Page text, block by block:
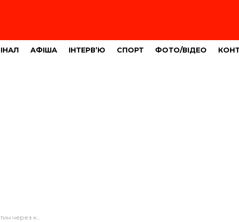
АФІША ІНТЕРВ’Ю СПОРТ ФОТО/ВІДЕО
дитячий садок № 12